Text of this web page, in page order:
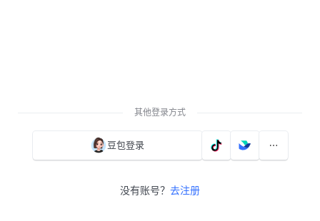
其他登录方式
豆包登录
没有账号？ 去注册